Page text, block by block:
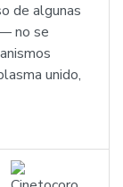
de algunas
no se
unido,